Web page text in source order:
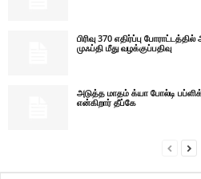
பிரிவு 370 எதிர்ப்பு
முஃப்தி மீது வழக்குப்பதிவு
அடுத்த மாதம் க்யா போல்டி
என்கிறார் தீப்கே